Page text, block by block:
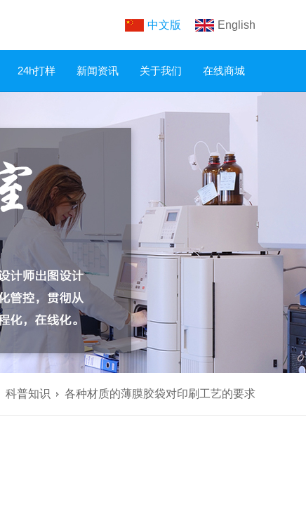
中文版 English
24h打样 新闻资讯 关于我们 在线商城
科普知识 各种材质的薄膜胶袋对印刷工艺的要求